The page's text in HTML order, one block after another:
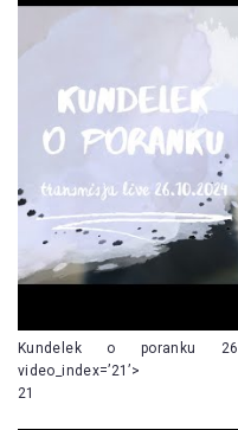
Kundelek o poranku
video_index=’21’>
21